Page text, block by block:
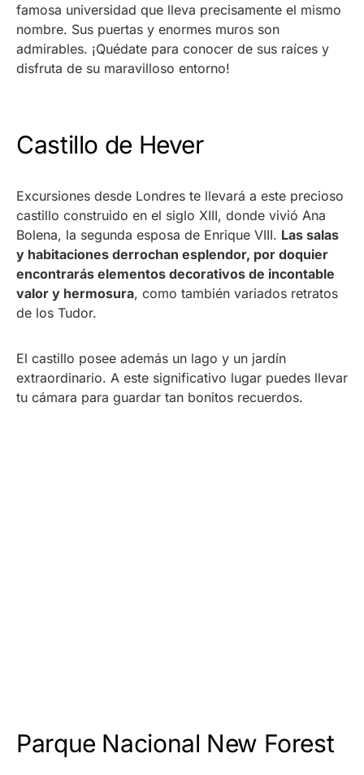
famosa universidad que lleva precisamente el mismo
nombre. Sus puertas y enormes muros son
admirables. ¡Quédate para conocer de sus raíces y
disfruta de su maravilloso entorno!
Castillo de Hever
Excursiones desde Londres te llevará a este precioso
castillo construido en el siglo XIII, donde vivió Ana
Bolena, la segunda esposa de Enrique VIII. Las salas
y habitaciones derrochan esplendor, por doquier
encontrarás elementos decorativos de incontable
valor y hermosura, como también variados retratos
de los Tudor.
El castillo posee además un lago y un jardín
extraordinario. A este significativo lugar puedes llevar
tu cámara para guardar tan bonitos recuerdos.
Parque Nacional New Forest